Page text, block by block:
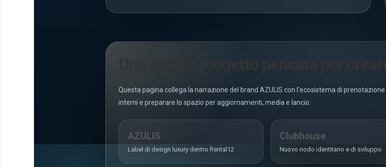
Una pagina progetto pensata per
Questa pagina collega la narrazione del brand AZULIS con l’ecosistema di
interni e preparare lo spazio per aggiornamenti, media e lancio.
AZULIS
Label di design luxury dentro Rental12
Clubhouse
Nuovo nodo identitario e di sviluppo